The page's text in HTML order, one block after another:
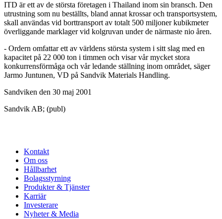
ITD är ett av de största företagen i Thailand inom sin bransch. Den
utrustning som nu beställts, bland annat krossar och transportsystem,
skall användas vid borttransport av totalt 500 miljoner kubikmeter
överliggande marklager vid kolgruvan under de närmaste nio åren.
- Ordern omfattar ett av världens största system i sitt slag med en
kapacitet på 22 000 ton i timmen och visar vår mycket stora
konkurrensförmåga och vår ledande ställning inom området, säger
Jarmo Juntunen, VD på Sandvik Materials Handling.
Sandviken den 30 maj 2001
Sandvik AB; (publ)
Kontakt
Om oss
Hållbarhet
Bolagsstyrning
Produkter & Tjänster
Karriär
Investerare
Nyheter & Media